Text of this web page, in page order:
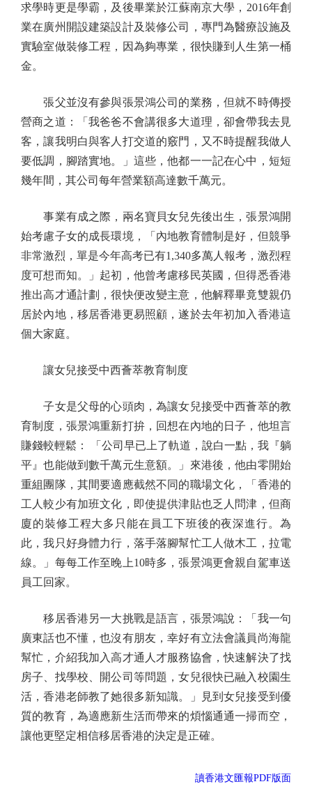
求學時更是學霸，及後畢業於江蘇南京大學，2016年創
業在廣州開設建築設計及裝修公司，專門為醫療設施及
實驗室做裝修工程，因為夠專業，很快賺到人生第一桶
金。
張父並沒有參與張景鴻公司的業務，但就不時傳授
營商之道：「我爸爸不會講很多大道理，卻會帶我去見
客，讓我明白與客人打交道的竅門，又不時提醒我做人
要低調，腳踏實地。」這些，他都一一記在心中，短短
幾年間，其公司每年營業額高達數千萬元。
事業有成之際，兩名寶貝女兒先後出生，張景鴻開
始考慮子女的成長環境，「內地教育體制是好，但競爭
非常激烈，單是今年高考已有1,340多萬人報考，激烈程
度可想而知。」起初，他曾考慮移民英國，但得悉香港
推出高才通計劃，很快便改變主意，他解釋畢竟雙親仍
居於內地，移居香港更易照顧，遂於去年初加入香港這
個大家庭。
讓女兒接受中西薈萃教育制度
子女是父母的心頭肉，為讓女兒接受中西薈萃的教
育制度，張景鴻重新打拚，回想在內地的日子，他坦言
賺錢較輕鬆： 「公司早已上了軌道，說白一點，我『躺
平』也能做到數千萬元生意額。」來港後，他由零開始
重組團隊，其間要適應截然不同的職場文化，「香港的
工人較少有加班文化，即使提供津貼也乏人問津，但商
廈的裝修工程大多只能在員工下班後的夜深進行。為
此，我只好身體力行，落手落腳幫忙工人做木工，拉電
線。」每每工作至晚上10時多，張景鴻更會親自駕車送
員工回家。
移居香港另一大挑戰是語言，張景鴻說：「我一句
廣東話也不懂，也沒有朋友，幸好有立法會議員尚海龍
幫忙，介紹我加入高才通人才服務協會，快速解決了找
房子、找學校、開公司等問題，女兒很快已融入校園生
活，香港老師教了她很多新知識。」見到女兒接受到優
質的教育，為適應新生活而帶來的煩惱通通一掃而空，
讓他更堅定相信移居香港的決定是正確。
讀香港文匯報PDF版面